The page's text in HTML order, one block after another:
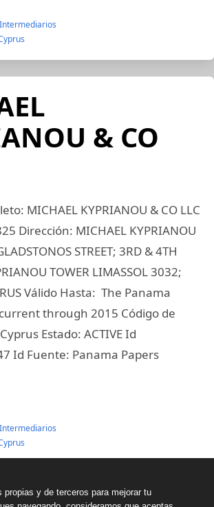
Intermediarios
& CO
MICHAEL KYPRIANOU & CO LLC
Dirección: MICHAEL KYPRIANOU
STREET; 3RD & 4TH
TOWER LIMASSOL 3032;
Válido Hasta: The Panama
through 2015 Código de
Estado: ACTIVE Id
Id Fuente: Panama Papers
Intermediarios
propias y de terceros para mejorar tu